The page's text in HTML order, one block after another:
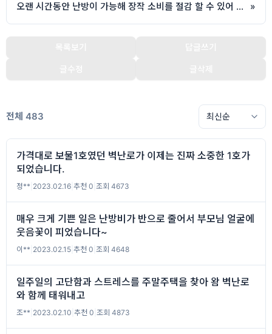
오랜 시간동안 난방이 가능해 장작 소비를 절감 할 수 있어 매우 경제적입니다. »
전체 483
가격대로 보물1호였던 벽난로가 이제는 진짜 소중한 1호가
되었습니다.
정** 2023.02.16 추천 0 조회 4673
매우 크게 기쁜 일은 난방비가 반으로 줄어서 부모님 얼굴에
웃음꽃이 피었습니다~
이** 2023.02.15 추천 0 조회 4648
일주일의 고단함과 스트레스를 주말주택을 찾아 왐 벽난로
와 함께 태워내고
조** 2023.02.10 추천 0 조회 4873